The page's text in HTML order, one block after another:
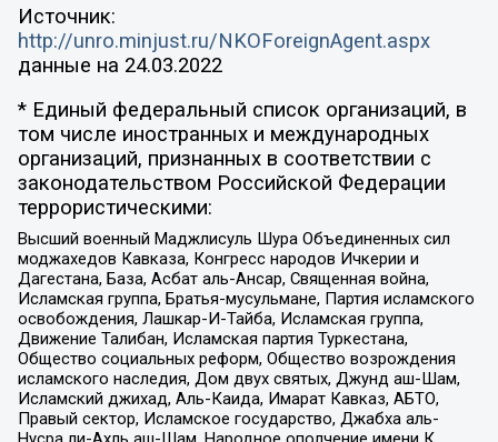
Источник:
http://unro.minjust.ru/NKOForeignAgent.aspx
данные на 24.03.2022
* Единый федеральный список организаций, в
том числе иностранных и международных
организаций, признанных в соответствии с
законодательством Российской Федерации
террористическими:
Высший военный Маджлисуль Шура Объединенных сил
моджахедов Кавказа, Конгресс народов Ичкерии и
Дагестана, База, Асбат аль-Ансар, Священная война,
Исламская группа, Братья-мусульмане, Партия исламского
освобождения, Лашкар-И-Тайба, Исламская группа,
Движение Талибан, Исламская партия Туркестана,
Общество социальных реформ, Общество возрождения
исламского наследия, Дом двух святых, Джунд аш-Шам,
Исламский джихад, Аль-Каида, Имарат Кавказ, АБТО,
Правый сектор, Исламское государство, Джабха аль-